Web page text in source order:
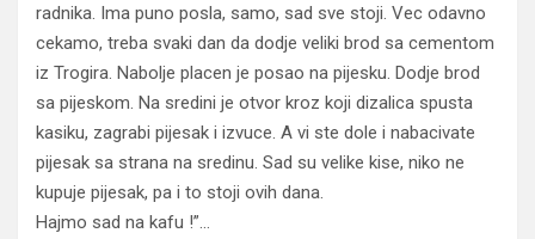
radnika. Ima puno posla, samo, sad sve stoji. Vec odavno
cekamo, treba svaki dan da dodje veliki brod sa cementom
iz Trogira. Nabolje placen je posao na pijesku. Dodje brod
sa pijeskom. Na sredini je otvor kroz koji dizalica spusta
kasiku, zagrabi pijesak i izvuce. A vi ste dole i nabacivate
pijesak sa strana na sredinu. Sad su velike kise, niko ne
kupuje pijesak, pa i to stoji ovih dana.
Hajmo sad na kafu !”…